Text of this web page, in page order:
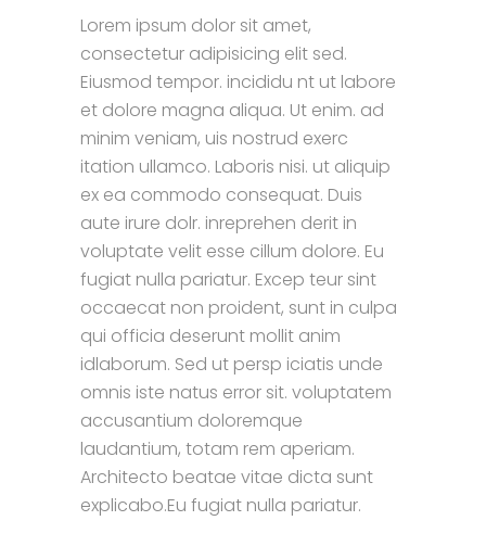
Lorem ipsum dolor sit amet,
consectetur adipisicing elit sed.
Eiusmod tempor. incididu nt ut labore
et dolore magna aliqua. Ut enim. ad
minim veniam, uis nostrud exerc
itation ullamco. Laboris nisi. ut aliquip
ex ea commodo consequat. Duis
aute irure dolr. inreprehen derit in
voluptate velit esse cillum dolore. Eu
fugiat nulla pariatur. Excep teur sint
occaecat non proident, sunt in culpa
qui officia deserunt mollit anim
idlaborum. Sed ut persp iciatis unde
omnis iste natus error sit. voluptatem
accusantium doloremque
laudantium, totam rem aperiam.
Architecto beatae vitae dicta sunt
explicabo.Eu fugiat nulla pariatur.